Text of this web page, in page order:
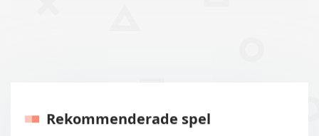
Rekommenderade spel